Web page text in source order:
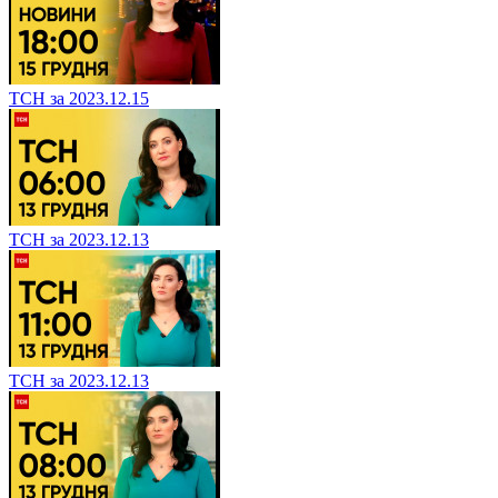
ТСН за 2023.12.15
ТСН за 2023.12.13
ТСН за 2023.12.13